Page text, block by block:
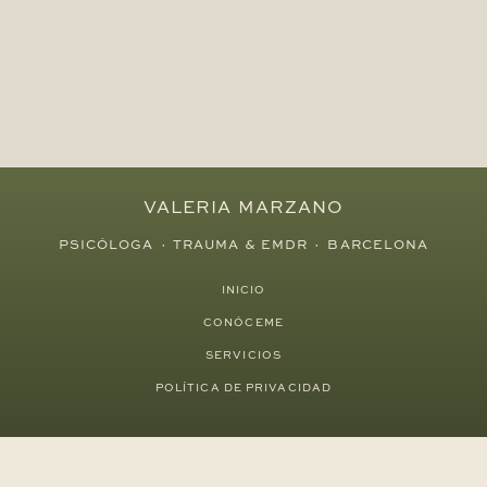
VALERIA MARZANO
PSICÓLOGA · TRAUMA & EMDR · BARCELONA
INICIO
CONÓCEME
SERVICIOS
POLÍTICA DE PRIVACIDAD